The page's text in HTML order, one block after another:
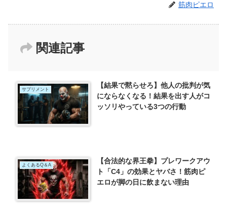
筋肉ピエロ
関連記事
サプリメント
【結果で黙らせろ】他人の批判が気
にならなくなる！結果を出す人がコ
ッソリやっている3つの行動
よくあるQ＆A
【合法的な界王拳】プレワークアウ
ト「C4」の効果とヤバさ！筋肉ピ
エロが脚の日に飲まない理由